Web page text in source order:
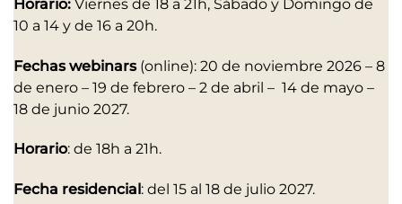
Horario: Viernes de 18 a 21h, Sábado y Domingo de
10 a 14 y de 16 a 20h.
Fechas webinars(online): 20 de noviembre 2026 – 8
de enero – 19 de febrero – 2 de abril – 14 de mayo –
18 de junio 2027.
Horario: de 18h a 21h.
Fecha residencial : del 15 al 18 de julio 2027.